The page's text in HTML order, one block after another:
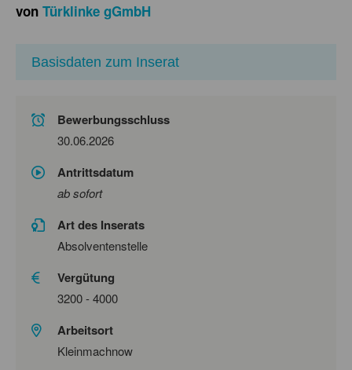
von Türklinke gGmbH
Basisdaten zum Inserat
Bewerbungsschluss
30.06.2026
Antrittsdatum
ab sofort
Art des Inserats
Absolventenstelle
Vergütung
3200 - 4000
Arbeitsort
Kleinmachnow